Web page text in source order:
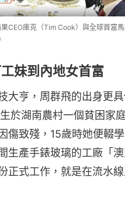
CEO庫克（Tim Cook）與全球首富
妹到內地女首富
大亨，周群飛的出身更
於湖南農村一個貧困家
傷致殘，15歲時她便輟
生產手錶玻璃的工廠「澳
正式工作，就是在流水